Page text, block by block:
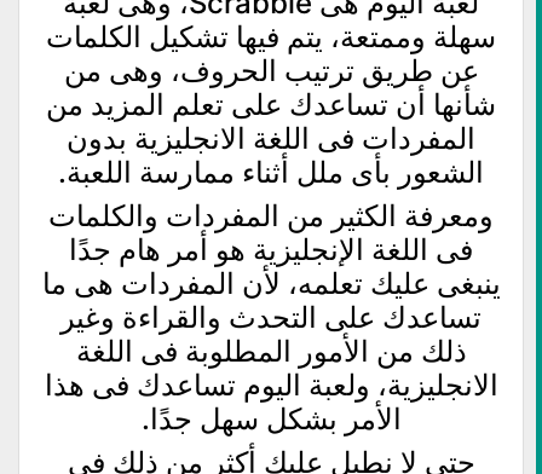
سهلة وممتعة، يتم فيها تشكيل الكلمات
عن طريق ترتيب الحروف، وهى من
شأنها أن تساعدك على تعلم المزيد من
المفردات فى اللغة الانجليزية بدون
الشعور بأى ملل أثناء ممارسة اللعبة.
ومعرفة الكثير من المفردات والكلمات
فى اللغة الإنجليزية هو أمر هام جدًا
ينبغى عليك تعلمه، لأن المفردات هى ما
تساعدك على التحدث والقراءة وغير
ذلك من الأمور المطلوبة فى اللغة
الانجليزية، ولعبة اليوم تساعدك فى هذا
الأمر بشكل سهل جدًا.
حتى لا نطيل عليك أكثر من ذلك فى